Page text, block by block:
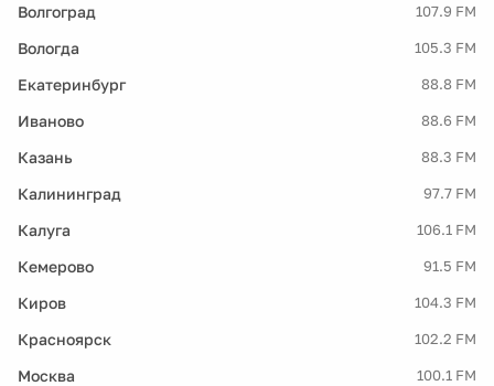
Волгоград 107.9 FM
Вологда 105.3 FM
Екатеринбург 88.8 FM
Иваново 88.6 FM
Казань 88.3 FM
Калининград 97.7 FM
Калуга 106.1 FM
Кемерово 91.5 FM
Киров 104.3 FM
Красноярск 102.2 FM
Москва 100.1 FM